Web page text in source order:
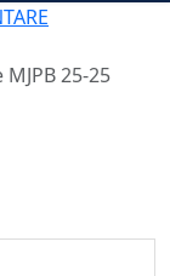
25-25